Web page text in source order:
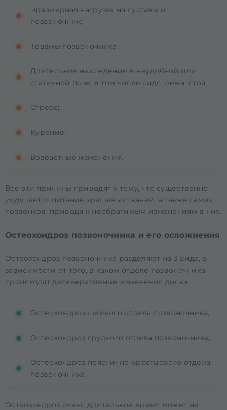
Чрезмерная нагрузка на суставы и
позвоночник;
Травмы позвоночника;
Длительное нахождение в неудобной или
статичной позе, в том числе сидя, лежа, стоя;
Стресс;
Курение;
Возрастные изменения.
Все эти причины приводят к тому, что существенно
ухудшается питание хрящевых тканей, а также самих
позвонков, приводя к необратимым изменениям в них.
Остеохондроз позвоночника и его осложнения
Остеохондроз позвоночника разделяют на 3 вида, в
зависимости от того, в каком отделе позвоночника
происходят дегенеративные изменения диска.
Остеохондроз шейного отдела позвоночника;
Остеохондроз грудного отдела позвоночника;
Остеохондроз пояснично-крестцового отдела
позвоночника.
Остеохондроз очень длительное время может не